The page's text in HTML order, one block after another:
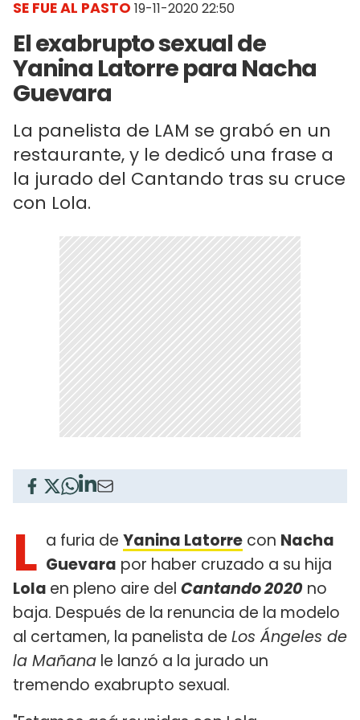
SE FUE AL PASTO 19-11-2020 22:50
El exabrupto sexual de
Yanina Latorre para Nacha
Guevara
La panelista de LAM se grabó en un
restaurante, y le dedicó una frase a
la jurado del Cantando tras su cruce
con Lola.
L a furia de Yanina Latorre con Nacha
Guevara por haber cruzado a su hija
Lola en pleno aire del Cantando 2020 no
baja. Después de la renuncia de la modelo
al certamen, la panelista de Los Ángeles de
la Mañana le lanzó a la jurado un
tremendo exabrupto sexual.